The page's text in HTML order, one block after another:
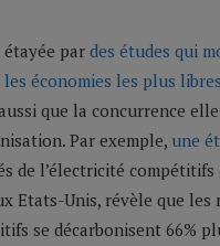
par des études qui
économies les plus
que la concurrence
Par exemple, une
de l’électricité compétitifs
Etats-Unis, révèle que les
se décarbonisent 66%